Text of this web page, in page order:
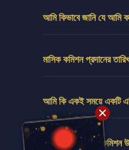
আমি কিভাবে জানি যে আমি
মাসিক কমিশন প্রদানের
আমি কি একই সময়ে একটি
আমি কিভাবে আমার কমিশন